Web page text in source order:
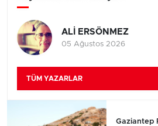
ALİ ERSÖNMEZ
05 Ağustos 2026
TÜM YAZARLAR
Gaziantep